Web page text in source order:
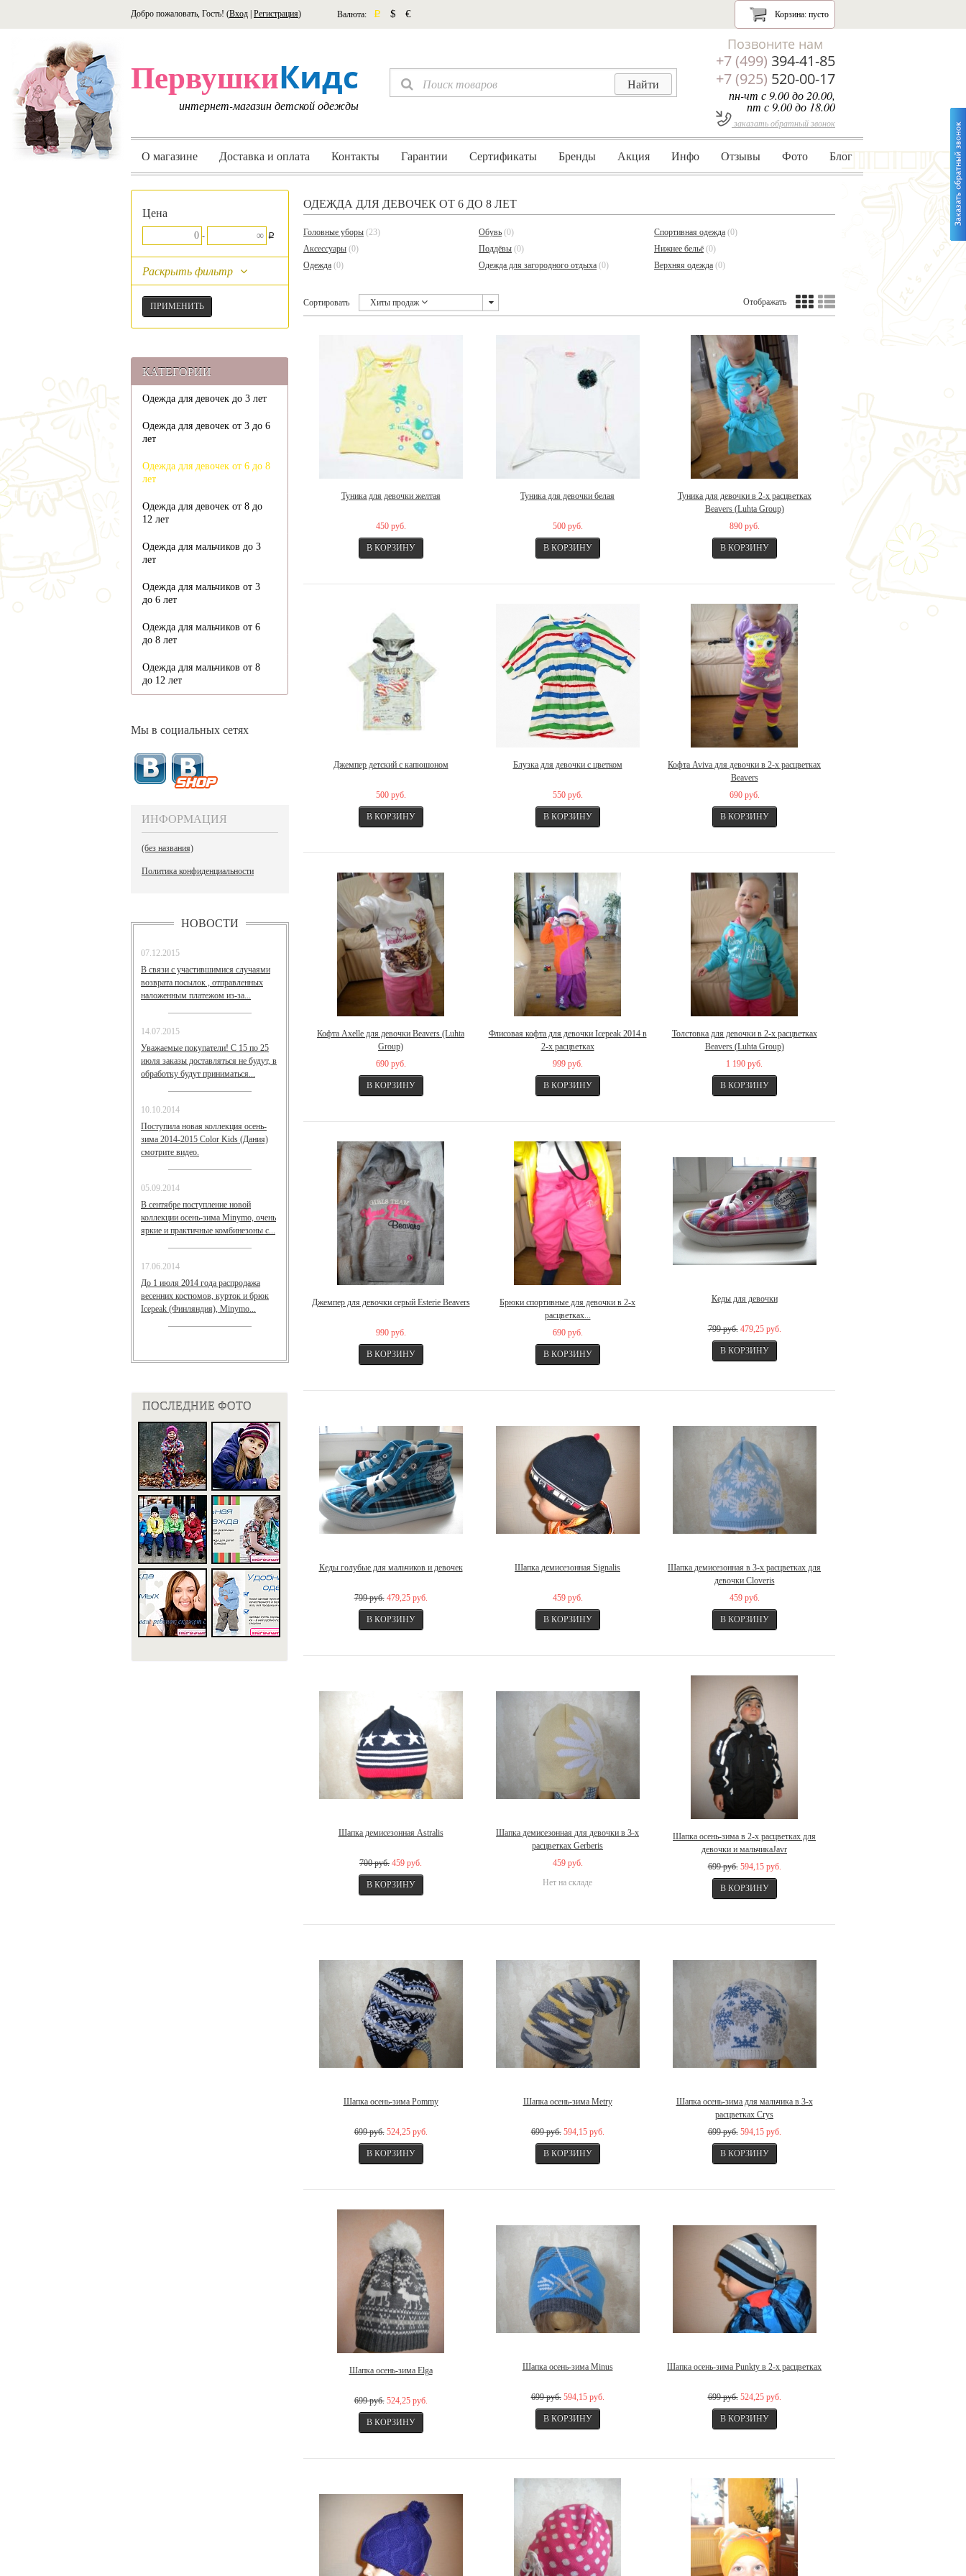
Добро пожаловать, Гость! (Вход Регистрация) Валюта: p $ € Корзина: пусто
ПервушкиКидс
интернет-магазин детской одежды
Позвоните нам
+7 (499) 394-41-85
+7 (925) 520-00-17
пн-чт с 9.00 до 20.00,
пт с 9.00 до 18.00
заказать обратный звонок
О магазине Доставка и оплата Контакты Гарантии Сертификаты Бренды Акция Инфо Отзывы Фото Блог
Цена
- p
Раскрыть фильтр
КАТЕГОРИИ
Одежда для девочек до 3 лет
Одежда для девочек от 3 до 6
лет
Одежда для девочек от 6 до 8
лет
Одежда для девочек от 8 до
12 лет
Одежда для мальчиков до 3
лет
Одежда для мальчиков от 3
до 6 лет
Одежда для мальчиков от 6
до 8 лет
Одежда для мальчиков от 8
до 12 лет
Мы в социальных сетях
ИНФОРМАЦИЯ
(без названия)
Политика конфиденциальности
НОВОСТИ
07.12.2015
В связи с участившимися случаями
возврата посылок , отправленных
наложенным платежом из-за...
14.07.2015
Уважаемые покупатели! С 15 по 25
июля заказы доставляться не будут, в
обработку будут приниматься...
10.10.2014
Поступила новая коллекция осень-
зима 2014-2015 Color Kids (Дания)
смотрите видео.
05.09.2014
В сентябре поступление новой
коллекции осень-зима Minymo, очень
яркие и практичные комбинезоны с...
17.06.2014
До 1 июля 2014 года распродажа
весенних костюмов, курток и брюк
Icepeak (Финляндия), Minymo...
ПОСЛЕДНИЕ ФОТО
ОДЕЖДА ДЛЯ ДЕВОЧЕК ОТ 6 ДО 8 ЛЕТ
Головные уборы (23) Обувь (0) Спортивная одежда (0)
Аксессуары (0) Поддёвы (0) Нижнее бельё (0)
Одежда (0) Одежда для загородного отдыха (0) Верхняя одежда (0)
Сортировать Хиты продаж Отображать
Туника для девочки желтая
450 руб.
Туника для девочки белая
500 руб.
Туника для девочки в 2-х расцветках
Beavers (Luhta Group)
890 руб.
Джемпер детский с капюшоном
500 руб.
Блузка для девочки с цветком
550 руб.
Кофта Aviva для девочки в 2-х расцветках
Beavers
690 руб.
Кофта Axelle для девочки Beavers (Luhta
Group)
690 руб.
Флисовая кофта для девочки Icepeak 2014 в
2-х расцветках
999 руб.
Толстовка для девочки в 2-х расцветках
Beavers (Luhta Group)
1 190 руб.
Джемпер для девочки серый Esterie Beavers
990 руб.
Брюки спортивные для девочки в 2-х
расцветках...
690 руб.
Кеды для девочки
799 руб. 479,25 руб.
Кеды голубые для мальчиков и девочек
799 руб. 479,25 руб.
Шапка демисезонная Signalis
459 руб.
Шапка демисезонная в 3-х расцветках для
девочки Cloveris
459 руб.
Шапка демисезонная Astralis
700 руб. 459 руб.
Шапка демисезонная для девочки в 3-х
расцветках Gerberis
459 руб.
Нет на складе
Шапка осень-зима в 2-х расцветках для
девочки и мальчикаJavr
699 руб. 594,15 руб.
Шапка осень-зима Pommy
699 руб. 524,25 руб.
Шапка осень-зима Metry
699 руб. 594,15 руб.
Шапка осень-зима для мальчика в 3-х
расцветках Crys
699 руб. 594,15 руб.
Шапка осень-зима Elga
699 руб. 524,25 руб.
Шапка осень-зима Minus
699 руб. 594,15 руб.
Шапка осень-зима Punkty в 2-х расцветках
699 руб. 524,25 руб.